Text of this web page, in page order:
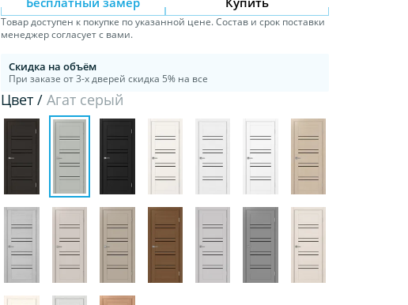
Товар доступен к покупке по указанной цене. Состав и срок поставки
менеджер согласует с вами.
Скидка на объём
При заказе от 3-х дверей скидка 5% на все
Цвет /Агат серый